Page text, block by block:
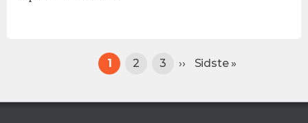
Nuværende
1 Page
2 Page
3
Næste
››
Sidste
Sidste »